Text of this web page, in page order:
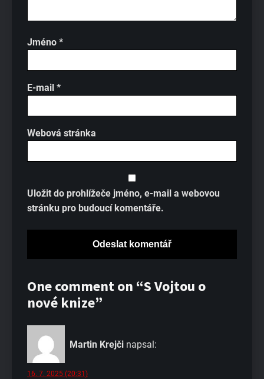
Jméno *
E-mail *
Webová stránka
Uložit do prohlížeče jméno, e-mail a webovou
stránku pro budoucí komentáře.
One comment on “S Vojtou o
nové knize”
Martin Krejči napsal:
16. 7. 2025 (20:31)